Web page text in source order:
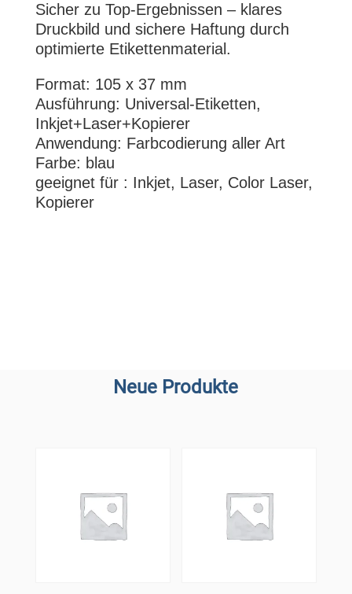
Sicher zu Top-Ergebnissen – klares
Druckbild und sichere Haftung durch
optimierte Etikettenmaterial.
Format: 105 x 37 mm
Ausführung: Universal-Etiketten,
Inkjet+Laser+Kopierer
Anwendung: Farbcodierung aller Art
Farbe: blau
geeignet für : Inkjet, Laser, Color Laser,
Kopierer
Neue Produkte